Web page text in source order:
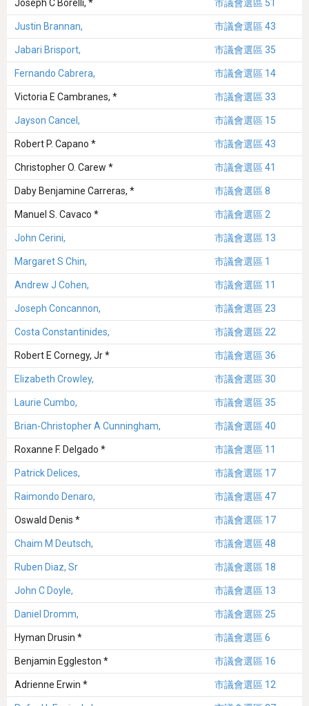
Joseph C Borelli, * 市議會選區 51
Justin Brannan, 市議會選區 43
Jabari Brisport, 市議會選區 35
Fernando Cabrera, 市議會選區 14
Victoria E Cambranes, * 市議會選區 33
Jayson Cancel, 市議會選區 15
Robert P. Capano * 市議會選區 43
Christopher O. Carew * 市議會選區 41
Daby Benjamine Carreras, * 市議會選區 8
Manuel S. Cavaco * 市議會選區 2
John Cerini, 市議會選區 13
Margaret S Chin, 市議會選區 1
Andrew J Cohen, 市議會選區 11
Joseph Concannon, 市議會選區 23
Costa Constantinides, 市議會選區 22
Robert E Cornegy, Jr * 市議會選區 36
Elizabeth Crowley, 市議會選區 30
Laurie Cumbo, 市議會選區 35
Brian-Christopher A Cunningham, 市議會選區 40
Roxanne F. Delgado * 市議會選區 11
Patrick Delices, 市議會選區 17
Raimondo Denaro, 市議會選區 47
Oswald Denis * 市議會選區 17
Chaim M Deutsch, 市議會選區 48
Ruben Diaz, Sr 市議會選區 18
John C Doyle, 市議會選區 13
Daniel Dromm, 市議會選區 25
Hyman Drusin * 市議會選區 6
Benjamin Eggleston * 市議會選區 16
Adrienne Erwin * 市議會選區 12